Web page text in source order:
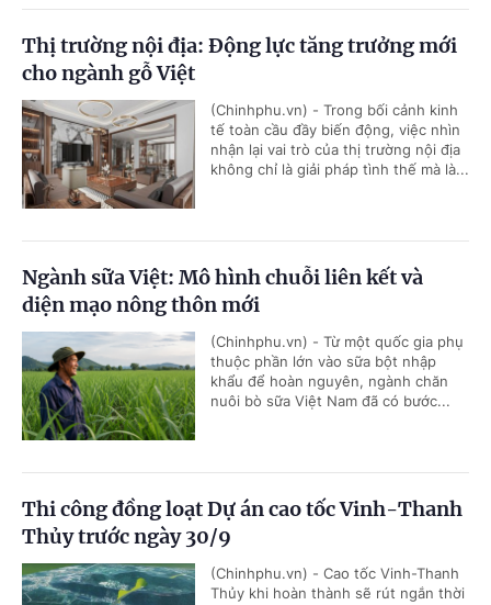
Thị trường nội địa: Động lực tăng trưởng mới
cho ngành gỗ Việt
(Chinhphu.vn) - Trong bối cảnh kinh
tế toàn cầu đầy biến động, việc nhìn
nhận lại vai trò của thị trường nội địa
không chỉ là giải pháp tình thế mà là...
Ngành sữa Việt: Mô hình chuỗi liên kết và
diện mạo nông thôn mới
(Chinhphu.vn) - Từ một quốc gia phụ
thuộc phần lớn vào sữa bột nhập
khẩu để hoàn nguyên, ngành chăn
nuôi bò sữa Việt Nam đã có bước...
Thi công đồng loạt Dự án cao tốc Vinh-Thanh
Thủy trước ngày 30/9
(Chinhphu.vn) - Cao tốc Vinh-Thanh
Thủy khi hoàn thành sẽ rút ngắn thời